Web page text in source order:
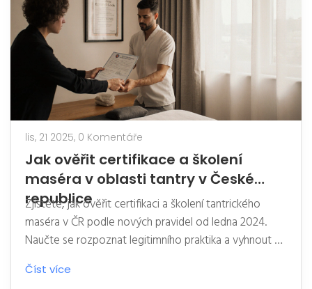
lis, 21 2025, 0 Komentáře
Jak ověřit certifikace a školení
maséra v oblasti tantry v České
republice
Zjistěte, jak ověřit certifikaci a školení tantrického
maséra v ČR podle nových pravidel od ledna 2024.
Naučte se rozpoznat legitimního praktika a vyhnout se
nelegálním provozovatelům.
Číst více